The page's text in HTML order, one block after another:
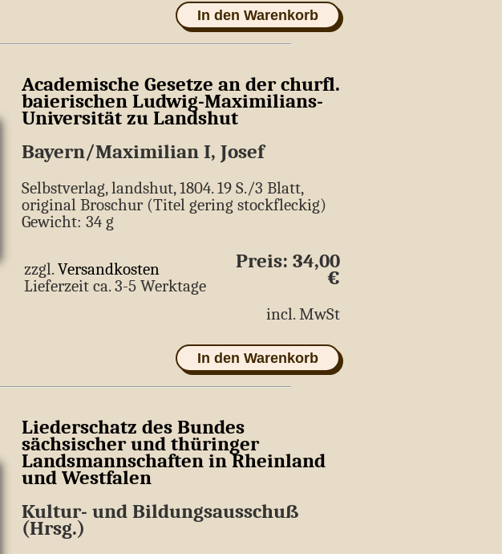
In den Warenkorb
Academische Gesetze an der churfl.
baierischen Ludwig-Maximilians-
Universität zu Landshut
Bayern/Maximilian I, Josef
Selbstverlag, landshut, 1804. 19 S./3 Blatt,
original Broschur (Titel gering stockfleckig)
Gewicht: 34 g
zzgl.Versandkosten
Lieferzeit ca. 3-5 Werktage
Preis: 34,00
€
incl. MwSt
In den Warenkorb
Liederschatz des Bundes
sächsischer und thüringer
Landsmannschaften in Rheinland
und Westfalen
Kultur- und Bildungsausschuß
(Hrsg.)